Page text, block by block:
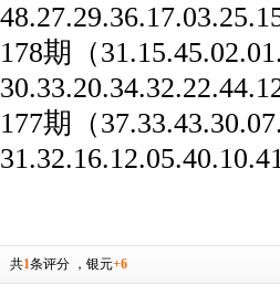
178期（
177期（
共1条评分， 银元+6